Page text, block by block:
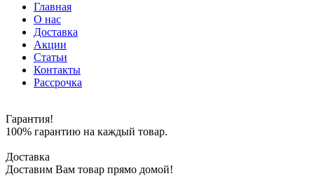
Главная
О нас
Доставка
Акции
Статьи
Контакты
Рассрочка
Гарантия!
100% гарантию на каждый товар.
Доставка
Доставим Вам товар прямо домой!